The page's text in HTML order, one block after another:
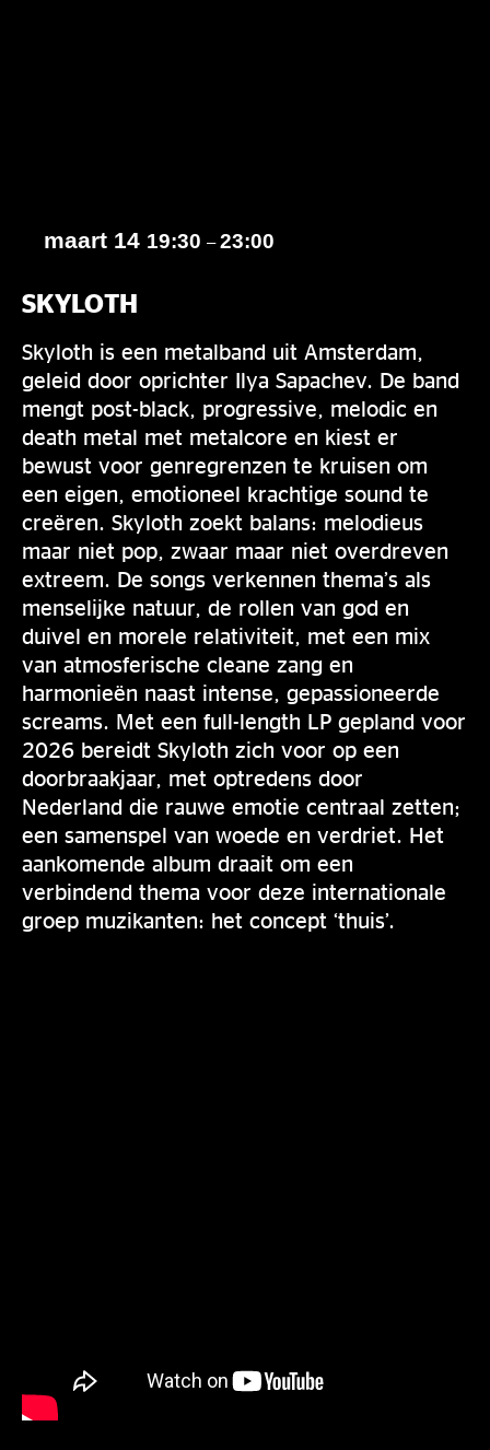
maart 14 19:30 –23:00
SKYLOTH
Skyloth is een metalband uit Amsterdam,
geleid door oprichter Ilya Sapachev. De band
mengt post-black, progressive, melodic en
death metal met metalcore en kiest er
bewust voor genregrenzen te kruisen om
een eigen, emotioneel krachtige sound te
creëren. Skyloth zoekt balans: melodieus
maar niet pop, zwaar maar niet overdreven
extreem. De songs verkennen thema’s als
menselijke natuur, de rollen van god en
duivel en morele relativiteit, met een mix
van atmosferische cleane zang en
harmonieën naast intense, gepassioneerde
screams. Met een full-length LP gepland voor
2026 bereidt Skyloth zich voor op een
doorbraakjaar, met optredens door
Nederland die rauwe emotie centraal zetten;
een samenspel van woede en verdriet. Het
aankomende album draait om een
verbindend thema voor deze internationale
groep muzikanten: het concept ‘thuis’.